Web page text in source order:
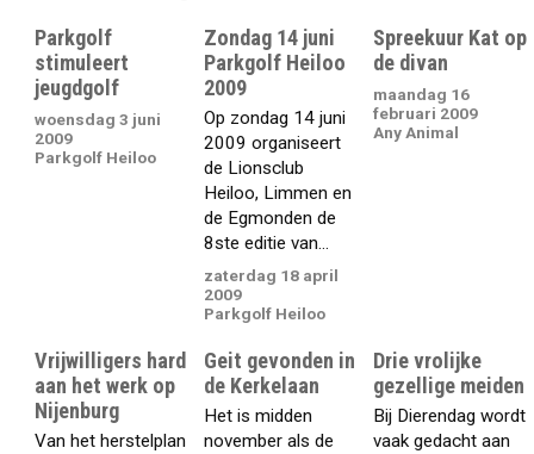
Parkgolf
stimuleert
jeugdgolf
woensdag 3 juni
2009
Parkgolf Heiloo
Zondag 14 juni
Parkgolf Heiloo
2009
Op zondag 14 juni
2009 organiseert
de Lionsclub
Heiloo, Limmen en
de Egmonden de
8ste editie van...
zaterdag 18 april
2009
Parkgolf Heiloo
Spreekuur Kat op
de divan
maandag 16
februari 2009
Any Animal
Vrijwilligers hard
aan het werk op
Nijenburg
Van het herstelplan
Geit gevonden in
de Kerkelaan
Het is midden
november als de
Drie vrolijke
gezellige meiden
Bij Dierendag wordt
vaak gedacht aan